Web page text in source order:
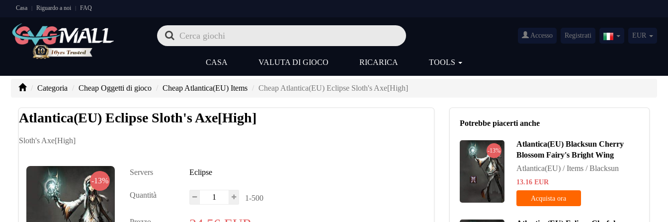
Casa | Riguardo a noi | FAQ
Accesso Registrati Italy(Italiano)
EUR
CASA VALUTA DI GIOCO RICARICA TOOLS
Categoria Cheap Oggetti di gioco Cheap Atlantica(EU) Items Cheap Atlantica(EU) Eclipse Sloth's Axe[High]
Atlantica(EU) Eclipse Sloth's Axe[High]
Sloth's Axe[High]
-13%
Servers Eclipse
Quantità 1-500
Potrebbe piacerti anche
-13%
Atlantica(EU) Blacksun Cherry
Blossom Fairy's Bright Wing
Atlantica(EU) / Items / Blacksun
13.16 EUR
Acquista ora